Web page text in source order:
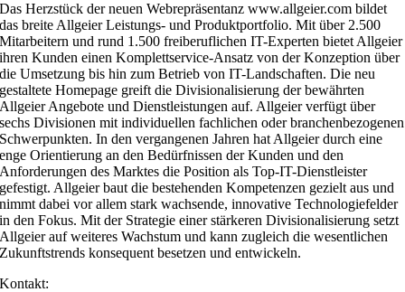
Das Herzstück der neuen Webrepräsentanz www.allgeier.com bildet
das breite Allgeier Leistungs- und Produktportfolio. Mit über 2.500
Mitarbeitern und rund 1.500 freiberuflichen IT-Experten bietet Allgeier
ihren Kunden einen Komplettservice-Ansatz von der Konzeption über
die Umsetzung bis hin zum Betrieb von IT-Landschaften. Die neu
gestaltete Homepage greift die Divisionalisierung der bewährten
Allgeier Angebote und Dienstleistungen auf. Allgeier verfügt über
sechs Divisionen mit individuellen fachlichen oder branchenbezogenen
Schwerpunkten. In den vergangenen Jahren hat Allgeier durch eine
enge Orientierung an den Bedürfnissen der Kunden und den
Anforderungen des Marktes die Position als Top-IT-Dienstleister
gefestigt. Allgeier baut die bestehenden Kompetenzen gezielt aus und
nimmt dabei vor allem stark wachsende, innovative Technologiefelder
in den Fokus. Mit der Strategie einer stärkeren Divisionalisierung setzt
Allgeier auf weiteres Wachstum und kann zugleich die wesentlichen
Zukunftstrends konsequent besetzen und entwickeln.
Kontakt: